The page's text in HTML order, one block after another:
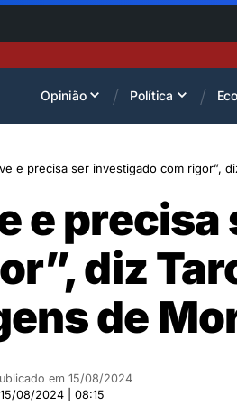
Opinião Política
e precisa ser investigado com rigor”,
e
diz
de
08/2024 | 08:15
em 15/08/2024